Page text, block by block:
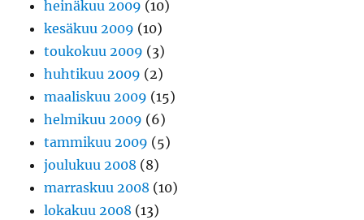
heinäkuu 2009 (10)
kesäkuu 2009 (10)
toukokuu 2009 (3)
huhtikuu 2009 (2)
maaliskuu 2009 (15)
helmikuu 2009 (6)
tammikuu 2009 (5)
joulukuu 2008 (8)
marraskuu 2008 (10)
lokakuu 2008 (13)